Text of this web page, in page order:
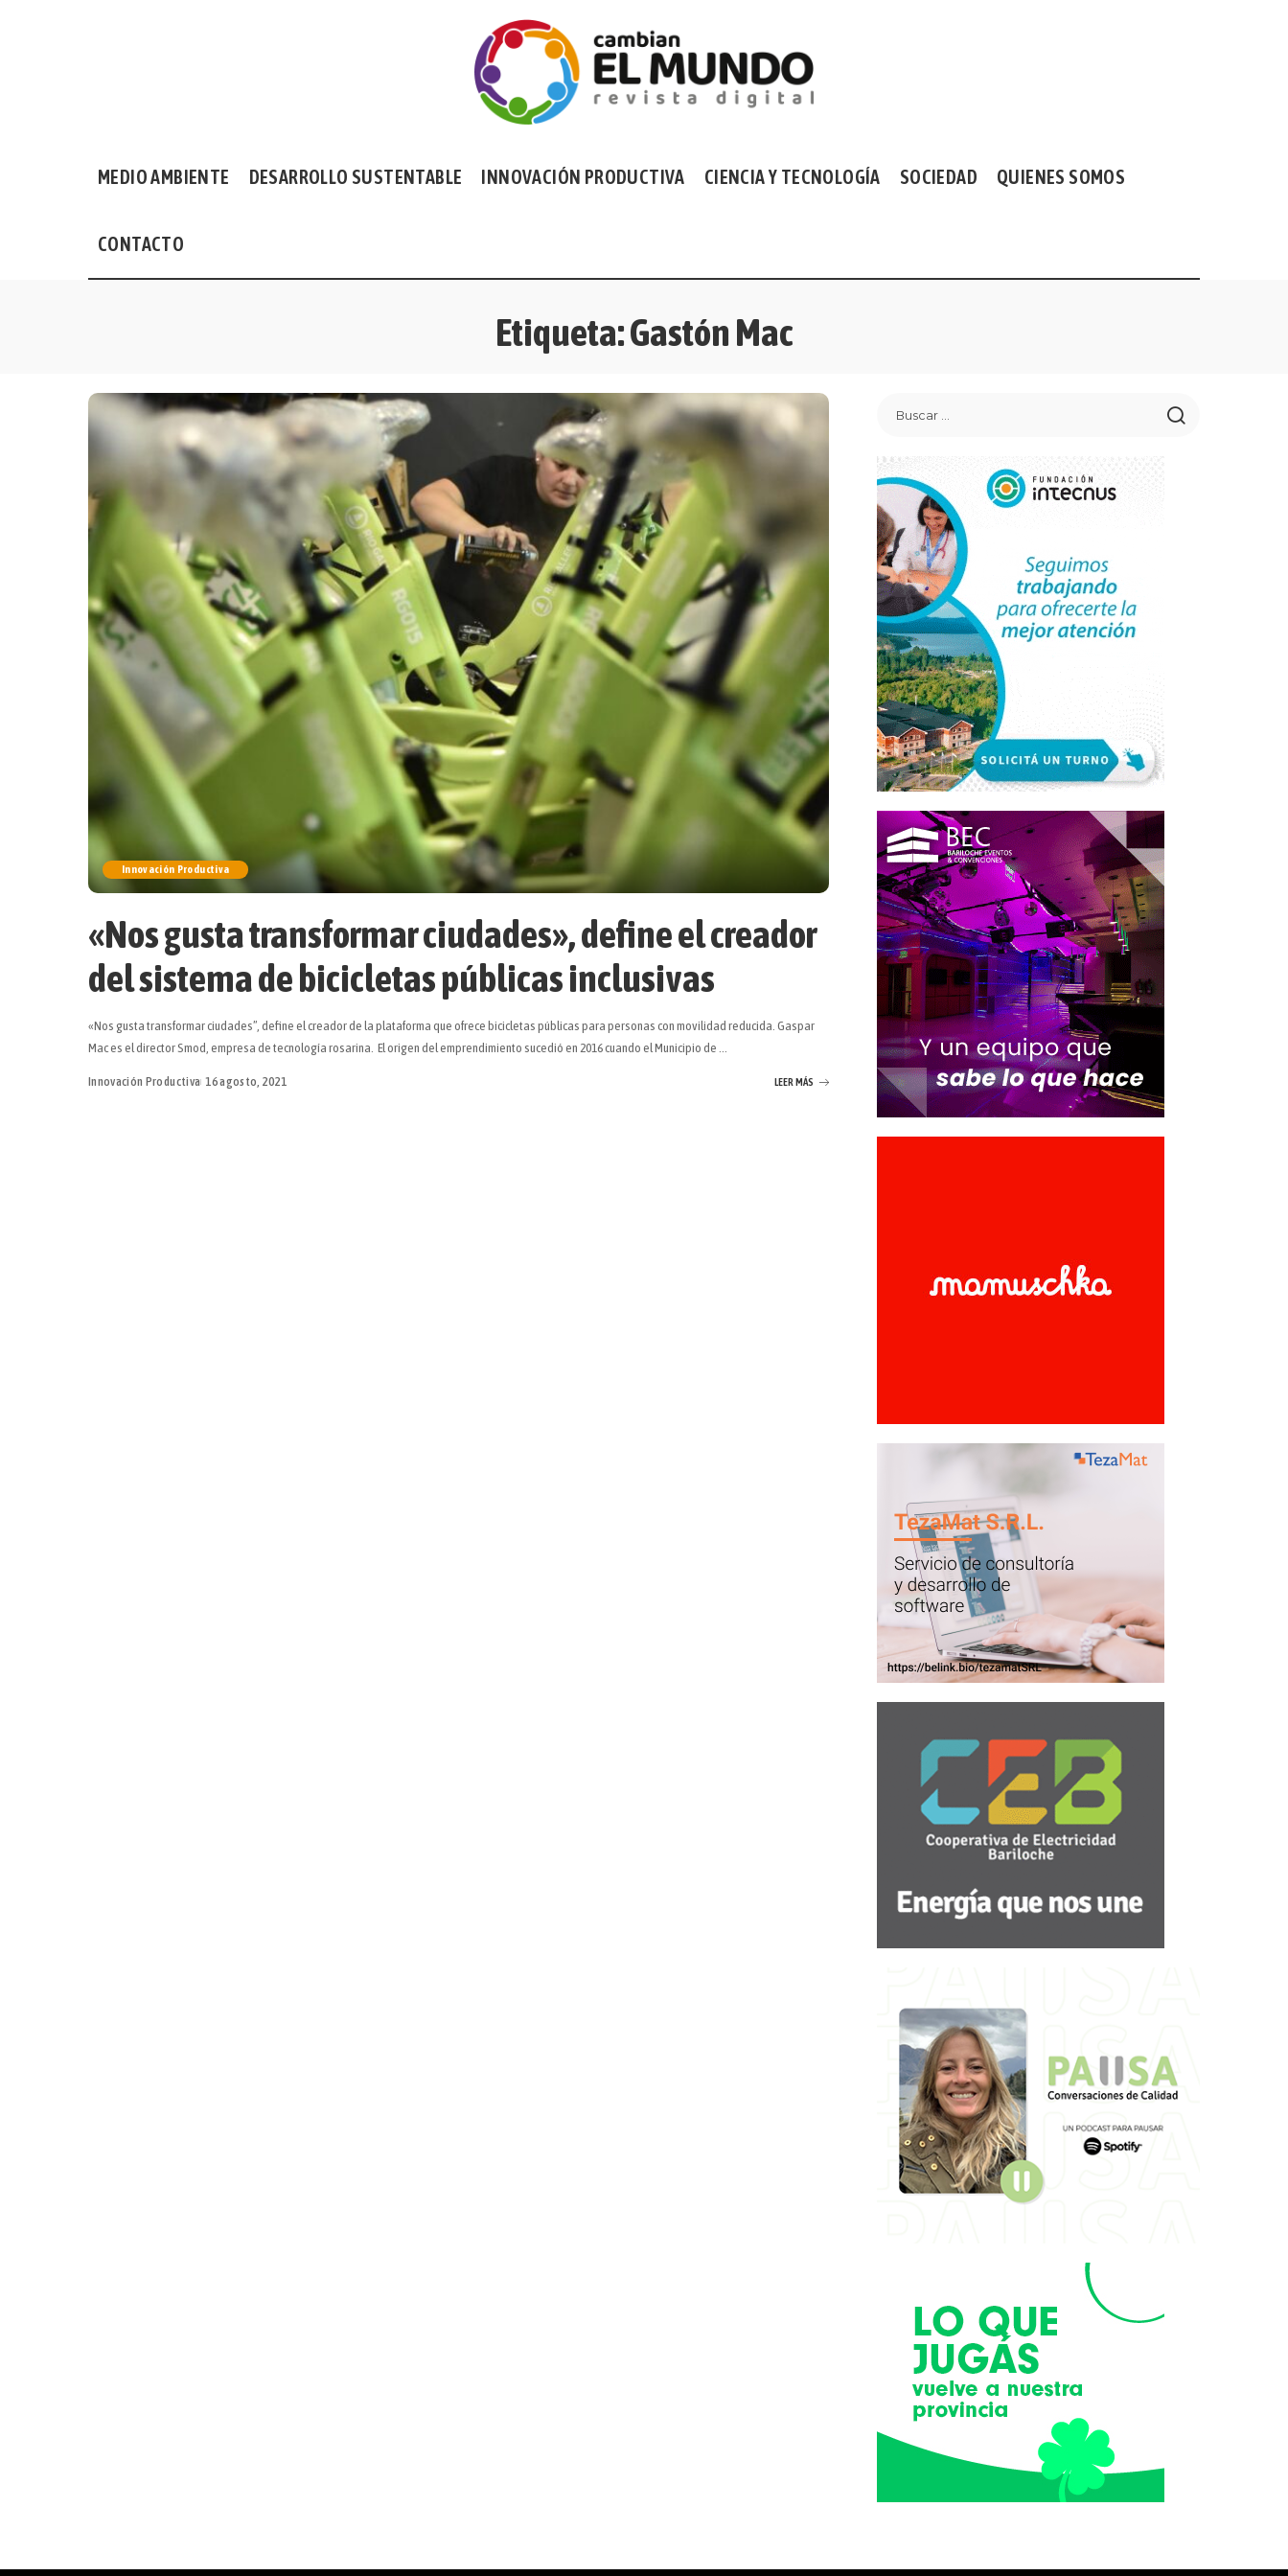
MEDIO AMBIENTE DESARROLLO SUSTENTABLE INNOVACIÓN PRODUCTIVA CIENCIA Y TECNOLOGÍA SOCIEDAD QUIENES SOMOS
CONTACTO
Etiqueta:Gastón Mac
Innovación Productiva
«Nos gusta transformar ciudades», define el creador
del sistema de bicicletas públicas inclusivas
«Nos gusta transformar ciudades”, define el creador de la plataforma que ofrece bicicletas públicas para personas con movilidad reducida. Gaspar
Mac es el director Smod, empresa de tecnología rosarina. El origen del emprendimiento sucedió en 2016 cuando el Municipio de ...
Innovación Productiva 16 agosto, 2021 LEER MÁS